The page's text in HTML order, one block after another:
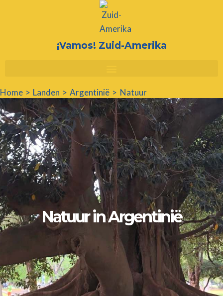
¡Vamos! Zuid-Amerika
Home Landen Argentinië Natuur
Natuur in Argentinië